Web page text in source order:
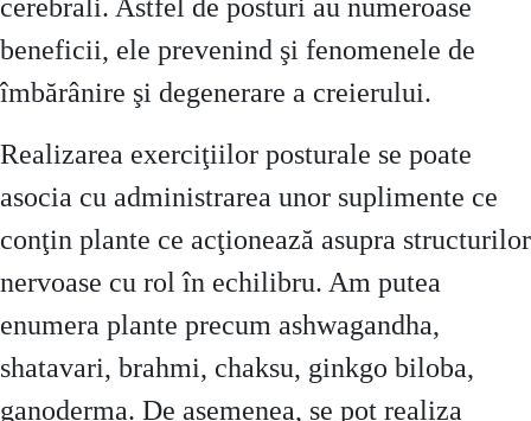
cerebrali. Astfel de posturi au numeroase
beneficii, ele prevenind şi fenomenele de
îmbărânire şi degenerare a creierului.
Realizarea exerciţiilor posturale se poate
asocia cu administrarea unor suplimente ce
conţin plante ce acţionează asupra structurilor
nervoase cu rol în echilibru. Am putea
enumera plante precum ashwagandha,
shatavari, brahmi, chaksu, ginkgo biloba,
ganoderma. De asemenea, se pot realiza